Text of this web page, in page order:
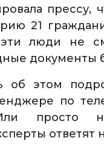
прессу,
21
люди не
документы
об этом
по
просто
ответят